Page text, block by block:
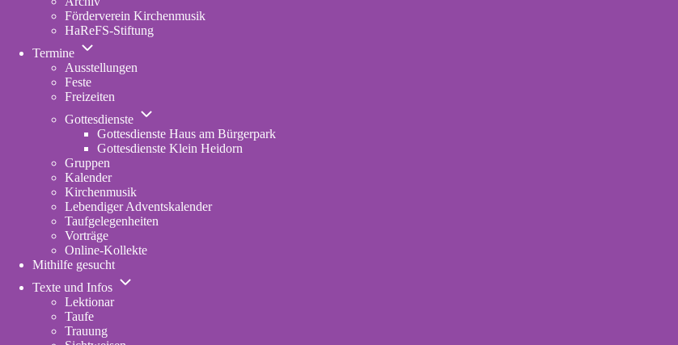
Förderverein Kirchenmusik
HaReFS-Stiftung
Termine
Unternavigation
Termine
Ausstellungen
Feste
Freizeiten
Gottesdienste
Unternavigation
Gottesdienste
Gottesdienste Haus am Bürgerpark
Gottesdienste Klein Heidorn
Gruppen
Kalender
Kirchenmusik
Lebendiger Adventskalender
Taufgelegenheiten
Vorträge
Online-Kollekte
Mithilfe gesucht
Texte und Infos
Unternavigation
Lektionar
Taufe
Trauung